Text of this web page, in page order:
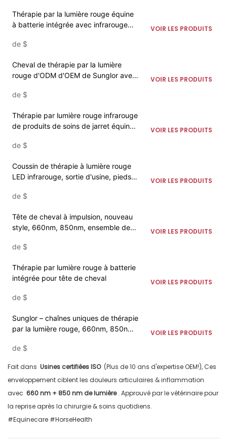
Thérapie par la lumière rouge équine
à batterie intégrée avec infrarouge
traitement du soulagement des
de $
VOIR LES PRODUITS
Cheval de thérapie par la lumière
rouge d'ODM d'OEM de Sunglor avec
équine de bottes de jambes de
de $
VOIR LES PRODUITS
Thérapie par lumière rouge infrarouge
de produits de soins de jarret équin
cheval
de $
VOIR LES PRODUITS
Coussin de thérapie à lumière rouge
LED infrarouge, sortie d'usine, pieds
660nm, 850nm, pour jambe de
de $
VOIR LES PRODUITS
Tête de cheval à impulsion, nouveau
style, 660nm, 850nm, ensemble de
thérapie à la lumière rouge, sondage
de $
VOIR LES PRODUITS
Thérapie par lumière rouge à batterie
intégrée pour tête de cheval
de $
VOIR LES PRODUITS
Sunglor – chaînes uniques de thérapie
par la lumière rouge, 660nm, 850nm,
de $
VOIR LES PRODUITS
Fait dans Usines certifiées ISO (Plus de 10 ans d'expertise OEM!), Ces
enveloppement ciblent les douleurs articulaires & inflammation
avec 660 nm + 850 nm de lumière. Approuvé par le vétérinaire pour
la reprise après la chirurgie & soins quotidiens.
#Equinecare #HorseHealth